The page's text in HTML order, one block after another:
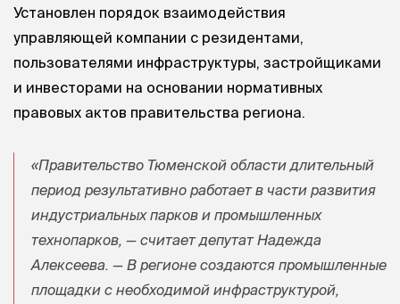
Установлен порядок взаимодействия
управляющей компании с резидентами,
пользователями инфраструктуры, застройщиками
и инвесторами на основании нормативных
правовых актов правительства региона.
«Правительство Тюменской области длительный
период результативно работает в части развития
индустриальных парков и промышленных
технопарков, — считает депутат Надежда
Алексеева. — В регионе создаются промышленные
площадки с необходимой инфраструктурой,